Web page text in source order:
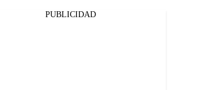
PUBLICIDAD